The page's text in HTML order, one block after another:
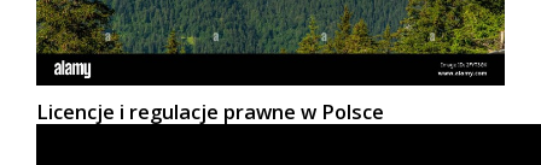
Licencje i regulacje prawne w Polsce